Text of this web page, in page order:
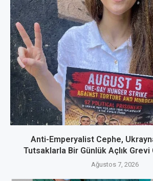
Anti-Emperyalist Cephe,
Tutsaklarla Bir Günlük Açlık
Ağustos 7, 2026